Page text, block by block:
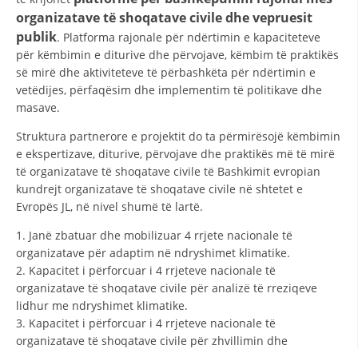
organizatave të shoqatave civile dhe vepruesit
publik. Platforma rajonale për ndërtimin e kapaciteteve
për këmbimin e diturive dhe përvojave, këmbim të praktikës
së mirë dhe aktiviteteve të përbashkëta për ndërtimin e
vetëdijes, përfaqësim dhe implementim të politikave dhe
masave.
Struktura partnerore e projektit do ta përmirësojë këmbimin
e ekspertizave, diturive, përvojave dhe praktikës më të mirë
të organizatave të shoqatave civile të Bashkimit evropian
kundrejt organizatave të shoqatave civile në shtetet e
Evropës JL, në nivel shumë të lartë.
1. Janë zbatuar dhe mobilizuar 4 rrjete nacionale të
organizatave për adaptim në ndryshimet klimatike.
2. Kapacitet i përforcuar i 4 rrjeteve nacionale të
organizatave të shoqatave civile për analizë të rreziqeve
lidhur me ndryshimet klimatike.
3. Kapacitet i përforcuar i 4 rrjeteve nacionale të
organizatave të shoqatave civile për zhvillimin dhe